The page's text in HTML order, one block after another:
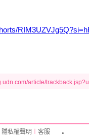
article/
隱私權聲明 客服